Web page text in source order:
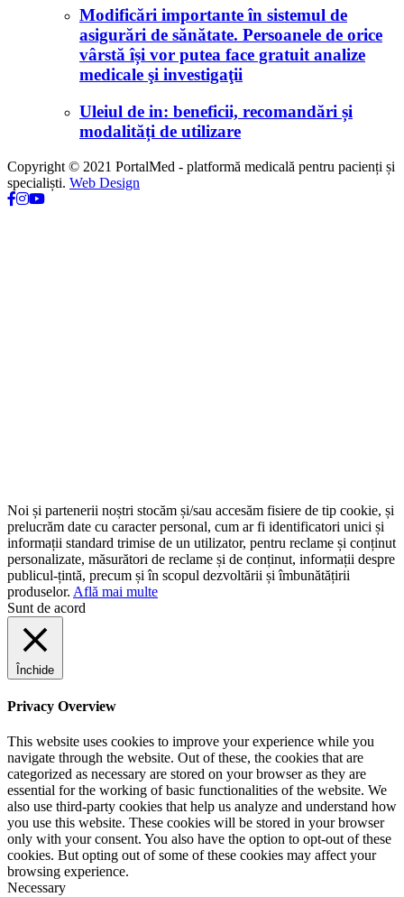
Modificări importante în sistemul de
asigurări de sănătate. Persoanele de orice
vârstă își vor putea face gratuit analize
medicale şi investigaţii
Uleiul de in: beneficii, recomandări și
modalități de utilizare
Copyright © 2021 PortalMed - platformă medicală pentru pacienți și
specialiști. Web Design
Noi și partenerii noștri stocăm și/sau accesăm fisiere de tip cookie, și
prelucrăm date cu caracter personal, cum ar fi identificatori unici și
informații standard trimise de un utilizator, pentru reclame și conținut
personalizate, măsurători de reclame și de conținut, informații despre
publicul-țintă, precum și în scopul dezvoltării și îmbunătățirii
produselor. Află mai multe
Sunt de acord
Închide
Privacy Overview
This website uses cookies to improve your experience while you
navigate through the website. Out of these, the cookies that are
categorized as necessary are stored on your browser as they are
essential for the working of basic functionalities of the website. We
also use third-party cookies that help us analyze and understand how
you use this website. These cookies will be stored in your browser
only with your consent. You also have the option to opt-out of these
cookies. But opting out of some of these cookies may affect your
browsing experience.
Necessary